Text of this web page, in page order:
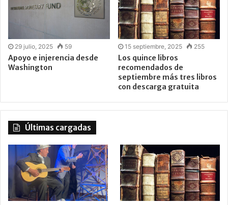
29 julio, 2025 59
Apoyo e injerencia desde
Washington
15 septiembre, 2025 255
Los quince libros
recomendados de
septiembre más tres libros
con descarga gratuita
Últimas cargadas